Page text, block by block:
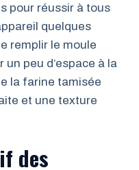
pour réussir à tous
quelques
remplir le moule
un peu d’espace à la
la farine tamisée
et une texture
des